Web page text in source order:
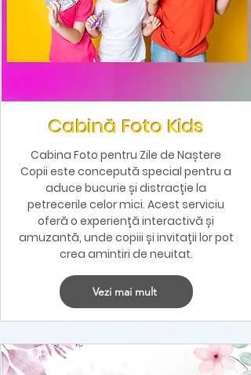
Cabină Foto Kids
Cabina Foto pentru Zile de Naștere
Copii este concepută special pentru a
aduce bucurie și distracție la
petrecerile celor mici. Acest serviciu
oferă o experiență interactivă și
amuzantă, unde copiii și invitații lor pot
crea amintiri de neuitat.
Vezi mai mult